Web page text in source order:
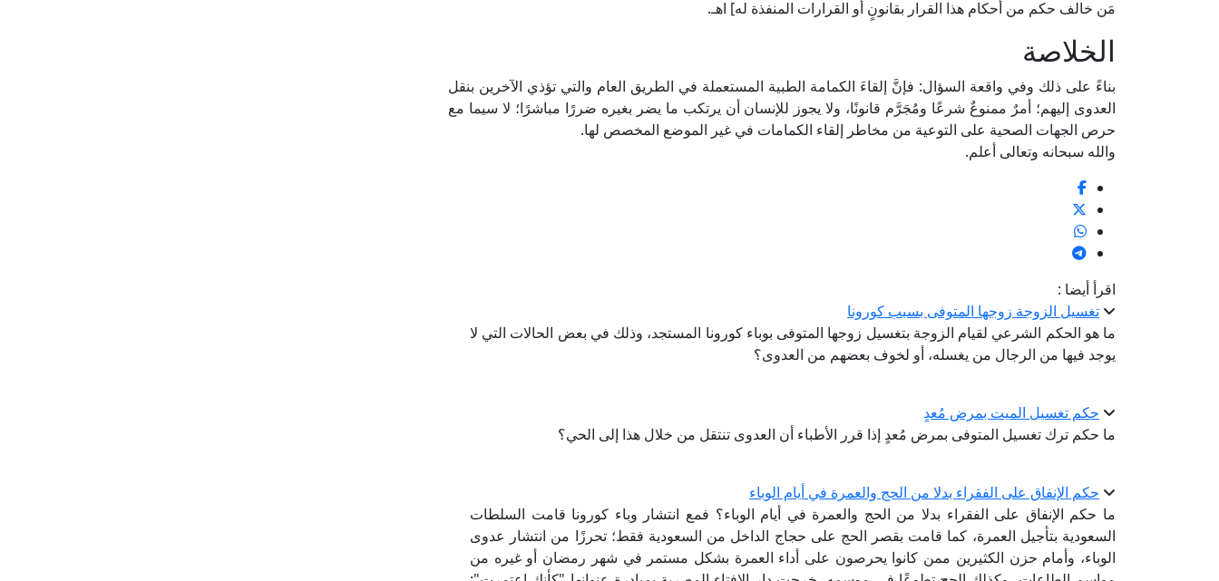
مَن خالف حكم من أحكام هذا القرار بقانونٍ أو القرارات المنفذة له] اهـ.
الخلاصة
بناءً على ذلك وفي واقعة السؤال: فإنَّ إلقاءَ الكمامة الطبية المستعملة في الطريق العام والتي تؤذي الآخرين بنقل
العدوى إليهم؛ أمرٌ ممنوعٌ شرعًا ومُجَرَّم قانونًا، ولا يجوز للإنسان أن يرتكب ما يضر بغيره ضررًا مباشرًا؛ لا سيما مع
حرص الجهات الصحية على التوعية من مخاطر إلقاء الكمامات في غير الموضع المخصص لها.
والله سبحانه وتعالى أعلم.
اقرأ أيضا :
تغسيل الزوجة زوجها المتوفى بسبب كورونا
ما هو الحكم الشرعي لقيام الزوجة بتغسيل زوجها المتوفى بوباء كورونا المستجد، وذلك في بعض الحالات التي لا
يوجد فيها من الرجال من يغسله، أو لخوف بعضهم من العدوى؟
حكم تغسيل الميت بمرض مُعدٍ
ما حكم ترك تغسيل المتوفى بمرض مُعدٍ إذا قرر الأطباء أن العدوى تنتقل من خلال هذا إلى الحي؟
حكم الإنفاق على الفقراء بدلا من الحج والعمرة في أيام الوباء
ما حكم الإنفاق على الفقراء بدلا من الحج والعمرة في أيام الوباء؟ فمع انتشار وباء كورونا قامت السلطات
السعودية بتأجيل العمرة، كما قامت بقصر الحج على حجاج الداخل من السعودية فقط؛ تحرزًا من انتشار عدوى
الوباء، وأمام حزن الكثيرين ممن كانوا يحرصون على أداء العمرة بشكل مستمر في شهر رمضان أو غيره من